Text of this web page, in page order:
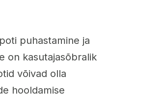
puhastamine ja
on kasutajasõbralik
võivad olla
hooldamise